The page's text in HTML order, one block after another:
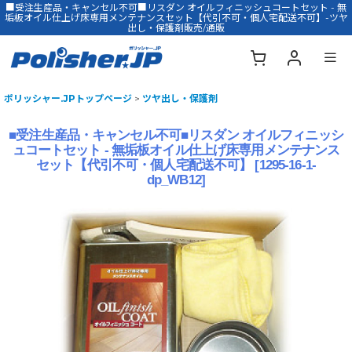
■受注生産品・キャンセル不可■リスダン オイルフィニッシュコートセット - 無
垢板オイル仕上げ床専用メンテナンスセット【代引不可・個人宅配送不可】-ツヤ
出し・保護剤販売/通販
ポリッシャー.JPトップページ > ツヤ出し・保護剤
■受注生産品・キャンセル不可■リスダン オイルフィニッシ
ュコートセット - 無垢板オイル仕上げ床専用メンテナンス
セット【代引不可・個人宅配送不可】
[1295-16-1-
dp_WB12]